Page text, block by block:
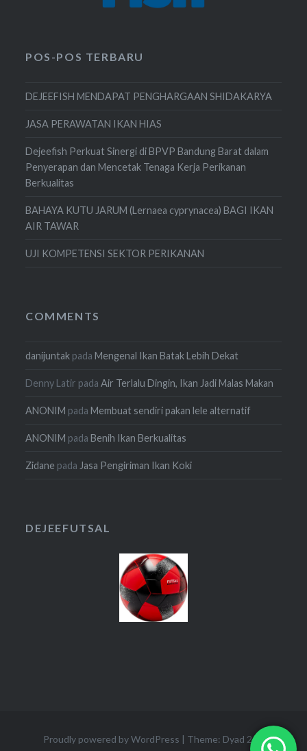
POS-POS TERBARU
DEJEEFISH MENDAPAT PENGHARGAAN SHIDAKARYA
JASA PERAWATAN IKAN HIAS
Dejeefish Perkuat Sinergi di BPVP Bandung Barat dalam
Penyerapan dan Mencetak Tenaga Kerja Perikanan
Berkualitas
BAHAYA KUTU JARUM (Lernaea cyprynacea) BAGI IKAN
AIR TAWAR
UJI KOMPETENSI SEKTOR PERIKANAN
COMMENTS
danijuntak padaMengenal Ikan Batak Lebih Dekat
Denny Latir padaAir Terlalu Dingin, Ikan Jadi Malas Makan
ANONIM padaMembuat sendiri pakan lele alternatif
ANONIM padaBenih Ikan Berkualitas
Zidane pada Jasa Pengiriman Ikan Koki
DEJEEFUTSAL
Proudly powered by WordPress | Theme: Dyad 2 by